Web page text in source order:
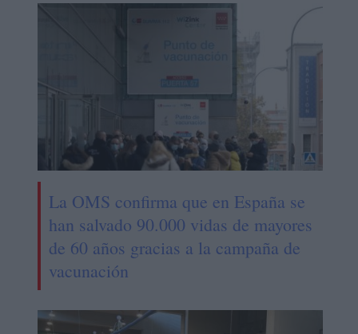
La OMS confirma que en España se
han salvado 90.000 vidas de mayores
de 60 años gracias a la campaña de
vacunación